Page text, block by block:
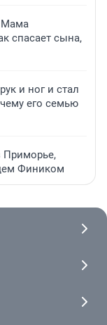
Мама
спасает сына,
и ног и стал
его семью
Фиником